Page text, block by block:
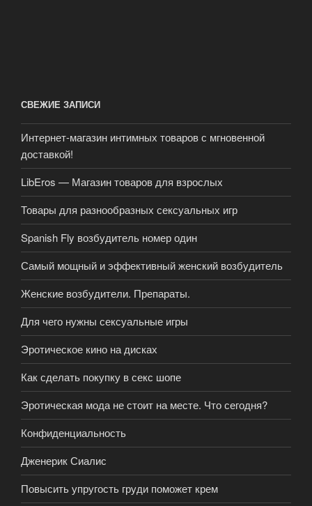
СВЕЖИЕ ЗАПИСИ
Интернет-магазин интимных товаров с мгновенной
доставкой!
LibEros — Магазин товаров для взрослых
Товары для разнообразных сексуальных игр
Spanish Fly возбудитель номер один
Самый мощный и эффективный женский возбудитель
Женские возбудители. Препараты.
Для чего нужны сексуальные игры
Эротическое кино на дисках
Как сделать покупку в секс шопе
Эротическая мода не стоит на месте. Что сегодня?
Конфиденциальность
Дженерик Сиалис
Повысить упругость груди поможет крем